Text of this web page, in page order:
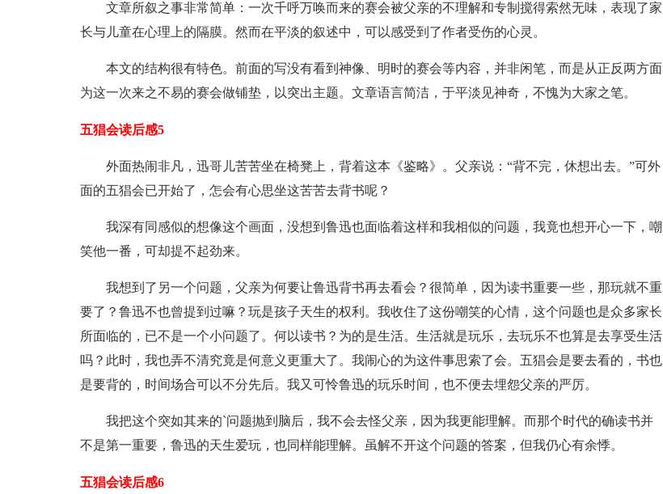
文章所叙之事非常简单：一次千呼万唤而来的赛会被父亲的不理解和专制搅得索然无味，表现了家
长与儿童在心理上的隔膜。然而在平淡的叙述中，可以感受到了作者受伤的心灵。
本文的结构很有特色。前面的写没有看到神像、明时的赛会等内容，并非闲笔，而是从正反两方面
为这一次来之不易的赛会做铺垫，以突出主题。文章语言简洁，于平淡见神奇，不愧为大家之笔。
五猖会读后感5
外面热闹非凡，迅哥儿苦苦坐在椅凳上，背着这本《鉴略》。父亲说：“背不完，休想出去。”可外
面的五猖会已开始了，怎会有心思坐这苦苦去背书呢？
我深有同感似的想像这个画面，没想到鲁迅也面临着这样和我相似的问题，我竟也想开心一下，嘲
笑他一番，可却提不起劲来。
我想到了另一个问题，父亲为何要让鲁迅背书再去看会？很简单，因为读书重要一些，那玩就不重
要了？鲁迅不也曾提到过嘛？玩是孩子天生的权利。我收住了这份嘲笑的心情，这个问题也是众多家长
所面临的，已不是一个小问题了。何以读书？为的是生活。生活就是玩乐，去玩乐不也算是去享受生活
吗？此时，我也弄不清究竟是何意义更重大了。我闹心的为这件事思索了会。五猖会是要去看的，书也
是要背的，时间场合可以不分先后。我又可怜鲁迅的玩乐时间，也不便去埋怨父亲的严厉。
我把这个突如其来的`问题抛到脑后，我不会去怪父亲，因为我更能理解。而那个时代的确读书并
不是第一重要，鲁迅的天生爱玩，也同样能理解。虽解不开这个问题的答案，但我仍心有余悸。
五猖会读后感6